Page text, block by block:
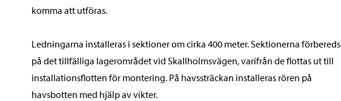
komma att utföras.
Ledningarna installeras i sektioner om cirka 400 meter. Sektionerna förbereds
på det tillfälliga lagerområdet vid Skallholmsvägen, varifrån de flottas ut till
installationsflotten för montering. På havssträckan installeras rören på
havsbotten med hjälp av vikter.